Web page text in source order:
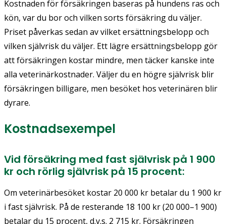
Kostnaden för försäkringen baseras på hundens ras och
kön, var du bor och vilken sorts försäkring du väljer.
Priset påverkas sedan av vilket ersättningsbelopp och
vilken självrisk du väljer. Ett lägre ersättningsbelopp gör
att försäkringen kostar mindre, men täcker kanske inte
alla veterinärkostnader. Väljer du en högre självrisk blir
försäkringen billigare, men besöket hos veterinären blir
dyrare.
Kostnadsexempel
Vid försäkring med fast självrisk på 1 900
kr och rörlig självrisk på 15 procent:
Om veterinärbesöket kostar 20 000 kr betalar du 1 900 kr
i fast självrisk. På de resterande 18 100 kr (20 000–1 900)
betalar du 15 procent, d.v.s. 2 715 kr. Försäkringen